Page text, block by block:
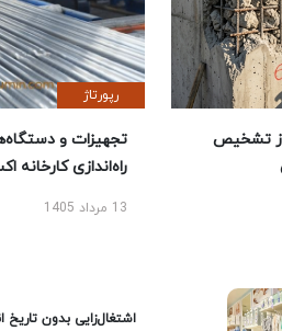
تشخیص
رپورتاژ
تجهیزات و
راه‌اندازی کارخانه
13 مرداد 1405
اشتغال‌زایی بدون تاریخ